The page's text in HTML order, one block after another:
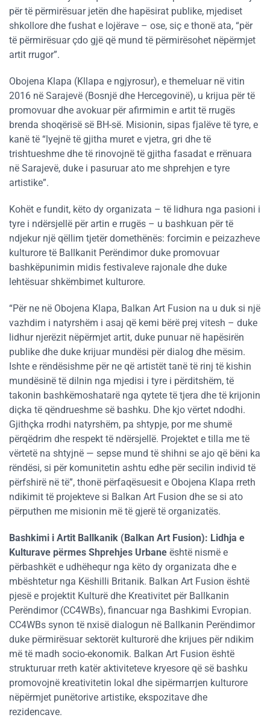
për të përmirësuar jetën dhe hapësirat publike, mjediset
shkollore dhe fushat e lojërave – ose, siç e thonë ata, “për
të përmirësuar çdo gjë që mund të përmirësohet nëpërmjet
artit rrugor”.
Obojena Klapa (Kllapa e ngjyrosur), e themeluar në vitin
2016 në Sarajevë (Bosnjë dhe Hercegovinë), u krijua për të
promovuar dhe avokuar për afirmimin e artit të rrugës
brenda shoqërisë së BH-së. Misionin, sipas fjalëve të tyre, e
kanë të “lyejnë të gjitha muret e vjetra, gri dhe të
trishtueshme dhe të rinovojnë të gjitha fasadat e rrënuara
në Sarajevë, duke i pasuruar ato me shprehjen e tyre
artistike”.
Kohët e fundit, këto dy organizata – të lidhura nga pasioni i
tyre i ndërsjellë për artin e rrugës – u bashkuan për të
ndjekur një qëllim tjetër domethënës: forcimin e peizazheve
kulturore të Ballkanit Perëndimor duke promovuar
bashkëpunimin midis festivaleve rajonale dhe duke
lehtësuar shkëmbimet kulturore.
“Për ne në Obojena Klapa, Balkan Art Fusion na u duk si një
vazhdim i natyrshëm i asaj që kemi bërë prej vitesh – duke
lidhur njerëzit nëpërmjet artit, duke punuar në hapësirën ​​
publike dhe duke krijuar mundësi ​​për dialog dhe mësim.
Ishte e rëndësishme për ne që artistët tanë të rinj të kishin
mundësinë të dilnin nga mjedisi i tyre i përditshëm, të
takonin bashkëmoshatarë nga qytete të tjera dhe të krijonin
diçka të qëndrueshme së bashku. Dhe kjo vërtet ndodhi.
Gjithçka rrodhi natyrshëm, pa shtypje, por me shumë
përqëdrim dhe respekt të ndërsjellë. Projektet e tilla me të
vërtetë na shtyjnë — sepse mund të shihni se ajo që bëni ka
rëndësi, si për komunitetin ashtu edhe për secilin individ të
përfshirë në të”, thonë përfaqësuesit e Obojena Klapa rreth
ndikimit të projekteve si Balkan Art Fusion dhe se si ato
përputhen me misionin më të gjerë të organizatës.
Bashkimi i Artit Ballkanik (Balkan Art Fusion): Lidhja e
Kulturave përmes Shprehjes Urbane është nismë e
përbashkët e udhëhequr nga këto dy organizata dhe e
mbështetur nga Këshilli Britanik. Balkan Art Fusion është
pjesë e projektit Kulturë dhe Kreativitet për Ballkanin
Perëndimor (CC4WBs), financuar nga Bashkimi Evropian.
CC4WBs synon të nxisë dialogun në Ballkanin Perëndimor
duke përmirësuar sektorët kulturorë dhe krijues për ndikim
më të madh socio-ekonomik. Balkan Art Fusion është
strukturuar rreth katër aktiviteteve kryesore që së bashku
promovojnë kreativitetin lokal dhe sipërmarrjen kulturore
nëpërmjet punëtorive artistike, ekspozitave dhe
rezidencave.